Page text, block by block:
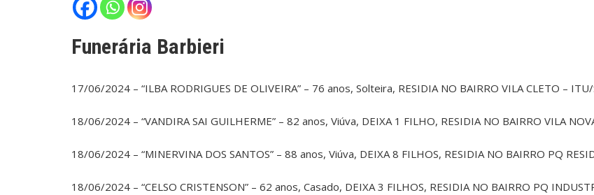
Funerária Barbieri
17/06/2024 – “ILBA RODRIGUES DE OLIVEIRA” – 76 anos, Solteira, RESIDIA NO BAIRRO VILA CLETO – ITU/
18/06/2024 – “VANDIRA SAI GUILHERME” – 82 anos, Viúva, DEIXA 1 FILHO, RESIDIA NO BAIRRO VILA
18/06/2024 – “MINERVINA DOS SANTOS” – 88 anos, Viúva, DEIXA 8 FILHOS, RESIDIA NO BAIRRO PQ
18/06/2024 – “CELSO CRISTENSON” – 62 anos, Casado, DEIXA 3 FILHOS, RESIDIA NO BAIRRO PQ